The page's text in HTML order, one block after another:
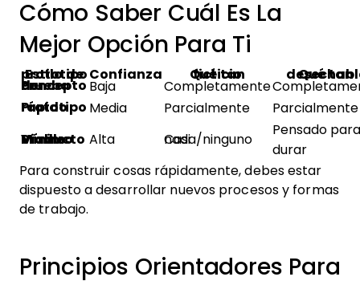
Cómo Saber Cuál Es La
Mejor Opción Para Ti
Estilo de prototipo Confianza Qué tan ficticio
Qué tan
Prueba de concepto Baja Completamente
Prototipo rápido
Media Parcialmente Parcialmente
Mínimo Producto Viable Alta Casi nada/ninguno
Pensado para
durar
Para construir cosas rápidamente, debes estar
dispuesto a desarrollar nuevos procesos y formas
de trabajo.
Principios Orientadores Para